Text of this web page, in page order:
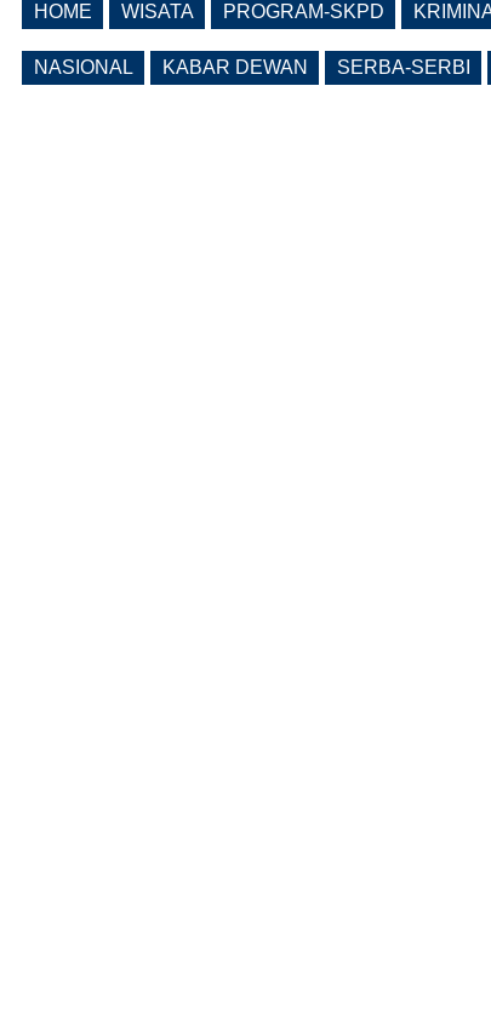
APBD Tiga Besar Jatim
HOME WISATA PROGRAM-SKPD
NASIONAL KABAR DEWAN SERBA-SERBI